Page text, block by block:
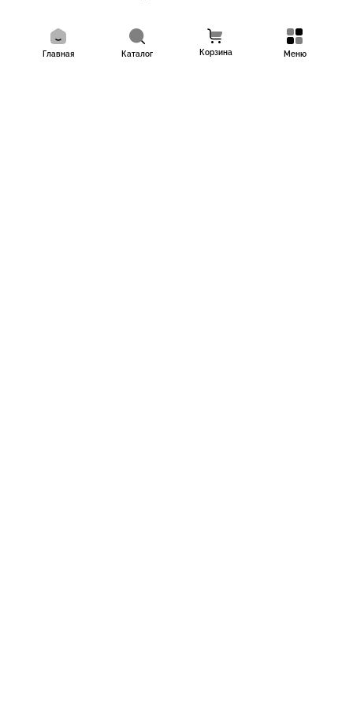
Главная Каталог Корзина Меню